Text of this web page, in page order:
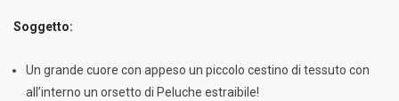
Soggetto:
Un grande cuore con appeso un piccolo cestino di tessuto con
all’interno un orsetto di Peluche estraibile!